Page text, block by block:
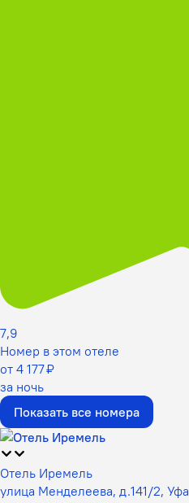
7,9
Номер в этом отеле
от 4 177 ₽
за ночь
Показать все номера
Отель Иремель
улица Менделеева, д.141/2, Уфа